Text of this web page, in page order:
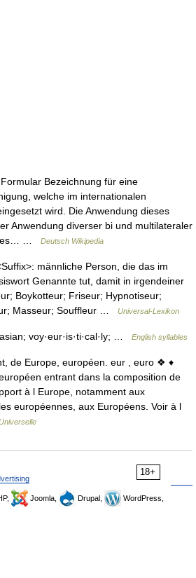
Bezeichnung für eine
welche im internationalen
wird. Die Anwendung dieses
Anwendung diverser bi und multilateraler
…
Deutsch Wikipedia
männliche Person, die das im
Genannte tut, damit in irgendeiner
Boykotteur; Friseur; Hypnotiseur;
Masseur; Souffleur …
Universal-Lexikon
voy·eur·is·ti·cal·ly; … English syllables
de Europe, européen. eur , euro ❖ ♦
entrant dans la composition de
à l Europe, notamment aux
européennes, aux Européens. Voir à l
18+
Joomla, Drupal,
WordPress,